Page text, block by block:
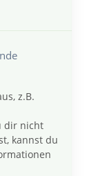
z.B.
dir nicht
kannst du